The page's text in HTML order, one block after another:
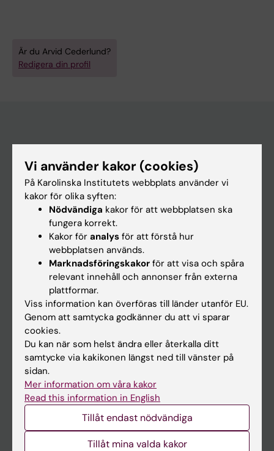
Är du Arvid Cederlund?
Redigera din profil
Huvudmeny
Utbildning
Forskarutbildning
Forskning
Kalender
Student
Ladok
Canvas
Schema
Kurs- och programwebbar
Vi använder kakor (cookies)
På Karolinska Institutets webbplats använder vi
kakor för olika syften:
Nödvändiga kakor för att webbplatsen ska
fungera korrekt.
Kakor för analys för att förstå hur
webbplatsen används.
Marknadsföringskakor för att visa och spåra
relevant innehåll och annonser från externa
plattformar.
Viss information kan överföras till länder utanför EU.
Genom att samtycka godkänner du att vi sparar
cookies.
Du kan när som helst ändra eller återkalla ditt
samtycke via kakikonen längst ned till vänster på
sidan.
Mer information om våra kakor
Read this information in English
Tillåt endast nödvändiga
Tillåt mina valda kakor